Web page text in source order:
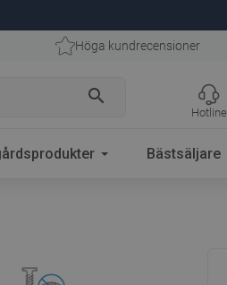
Höga kundrecensioner
search
Hotline
Bästsäljare